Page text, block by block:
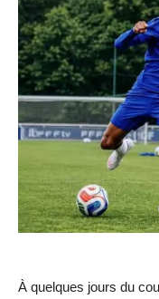
À quelques jours du